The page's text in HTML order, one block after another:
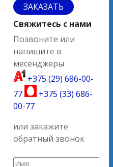
ЗАКАЗАТЬ
Свяжитесь с нами
Позвоните или
напишите в
месенджеры
+375 (29) 686-00-
77
+375 (33) 686-
00-77
или закажите
обратный звонок